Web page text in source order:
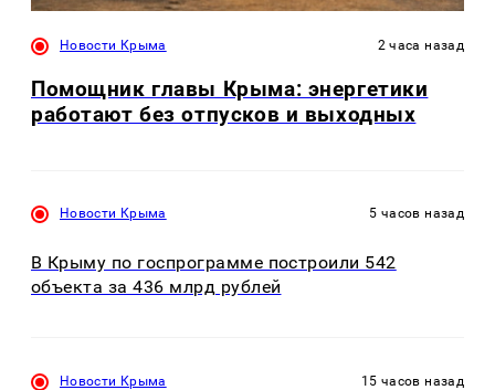
Новости Крыма 2 часа назад
Помощник главы Крыма: энергетики
работают без отпусков и выходных
Новости Крыма 5 часов назад
В Крыму по госпрограмме построили 542
объекта за 436 млрд рублей
Новости Крыма 15 часов назад